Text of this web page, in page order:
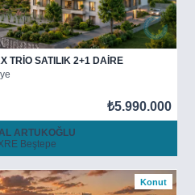
TRİO SATILIK 2+1 DAİRE
₺5.990.000
ARTUKOĞLU
Beştepe
Konut